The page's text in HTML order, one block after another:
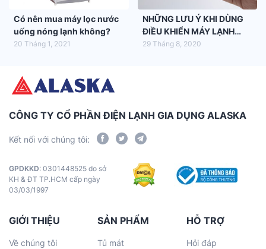
Có nên mua máy lọc nước
uống nóng lạnh không?
20 Tháng 1, 2021
NHỮNG LƯU Ý KHI DÙNG
ĐIỀU KHIỂN MÁY LẠNH
ALASKA
29 Tháng 8, 2020
CÔNG TY CỔ PHẦN ĐIỆN LẠNH GIA DỤNG ALASKA
Kết nối với chúng tôi:
GPDKKD: 0301448525 do sở
KH & ĐT TP.HCM cấp ngày
03/03/1997
GIỚI THIỆU
Về chúng tôi
SẢN PHẨM
Tủ mát
HỖ TRỢ
Hỏi đáp